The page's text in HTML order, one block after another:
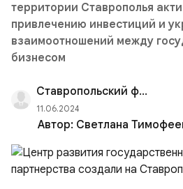
территории Ставрополья
привлечению инвестиций и
взаимоотношений между
бизнесом
Ставропольский филиал РАНХиГС
11.06.2024
Автор: Светлана